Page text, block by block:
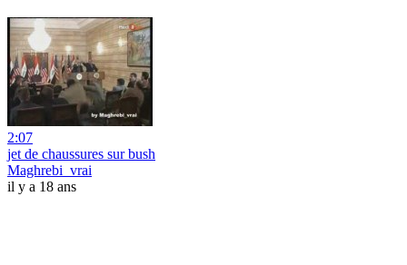
2:07
jet de chaussures sur bush
Maghrebi_vrai
il y a 18 ans